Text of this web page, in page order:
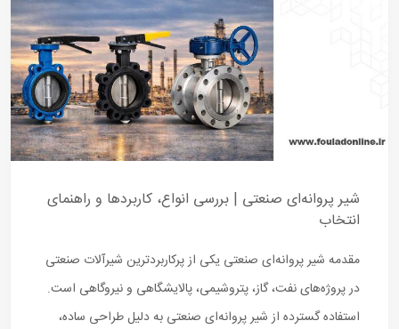
شیر پروانه‌ای صنعتی | بررسی انواع، کاربردها و راهنمای
انتخاب
مقدمه شیر پروانه‌ای صنعتی یکی از پرکاربردترین شیرآلات صنعتی
در پروژه‌های نفت، گاز، پتروشیمی، پالایشگاهی و نیروگاهی است.
استفاده گسترده از شیر پروانه‌ای صنعتی به دلیل طراحی ساده،